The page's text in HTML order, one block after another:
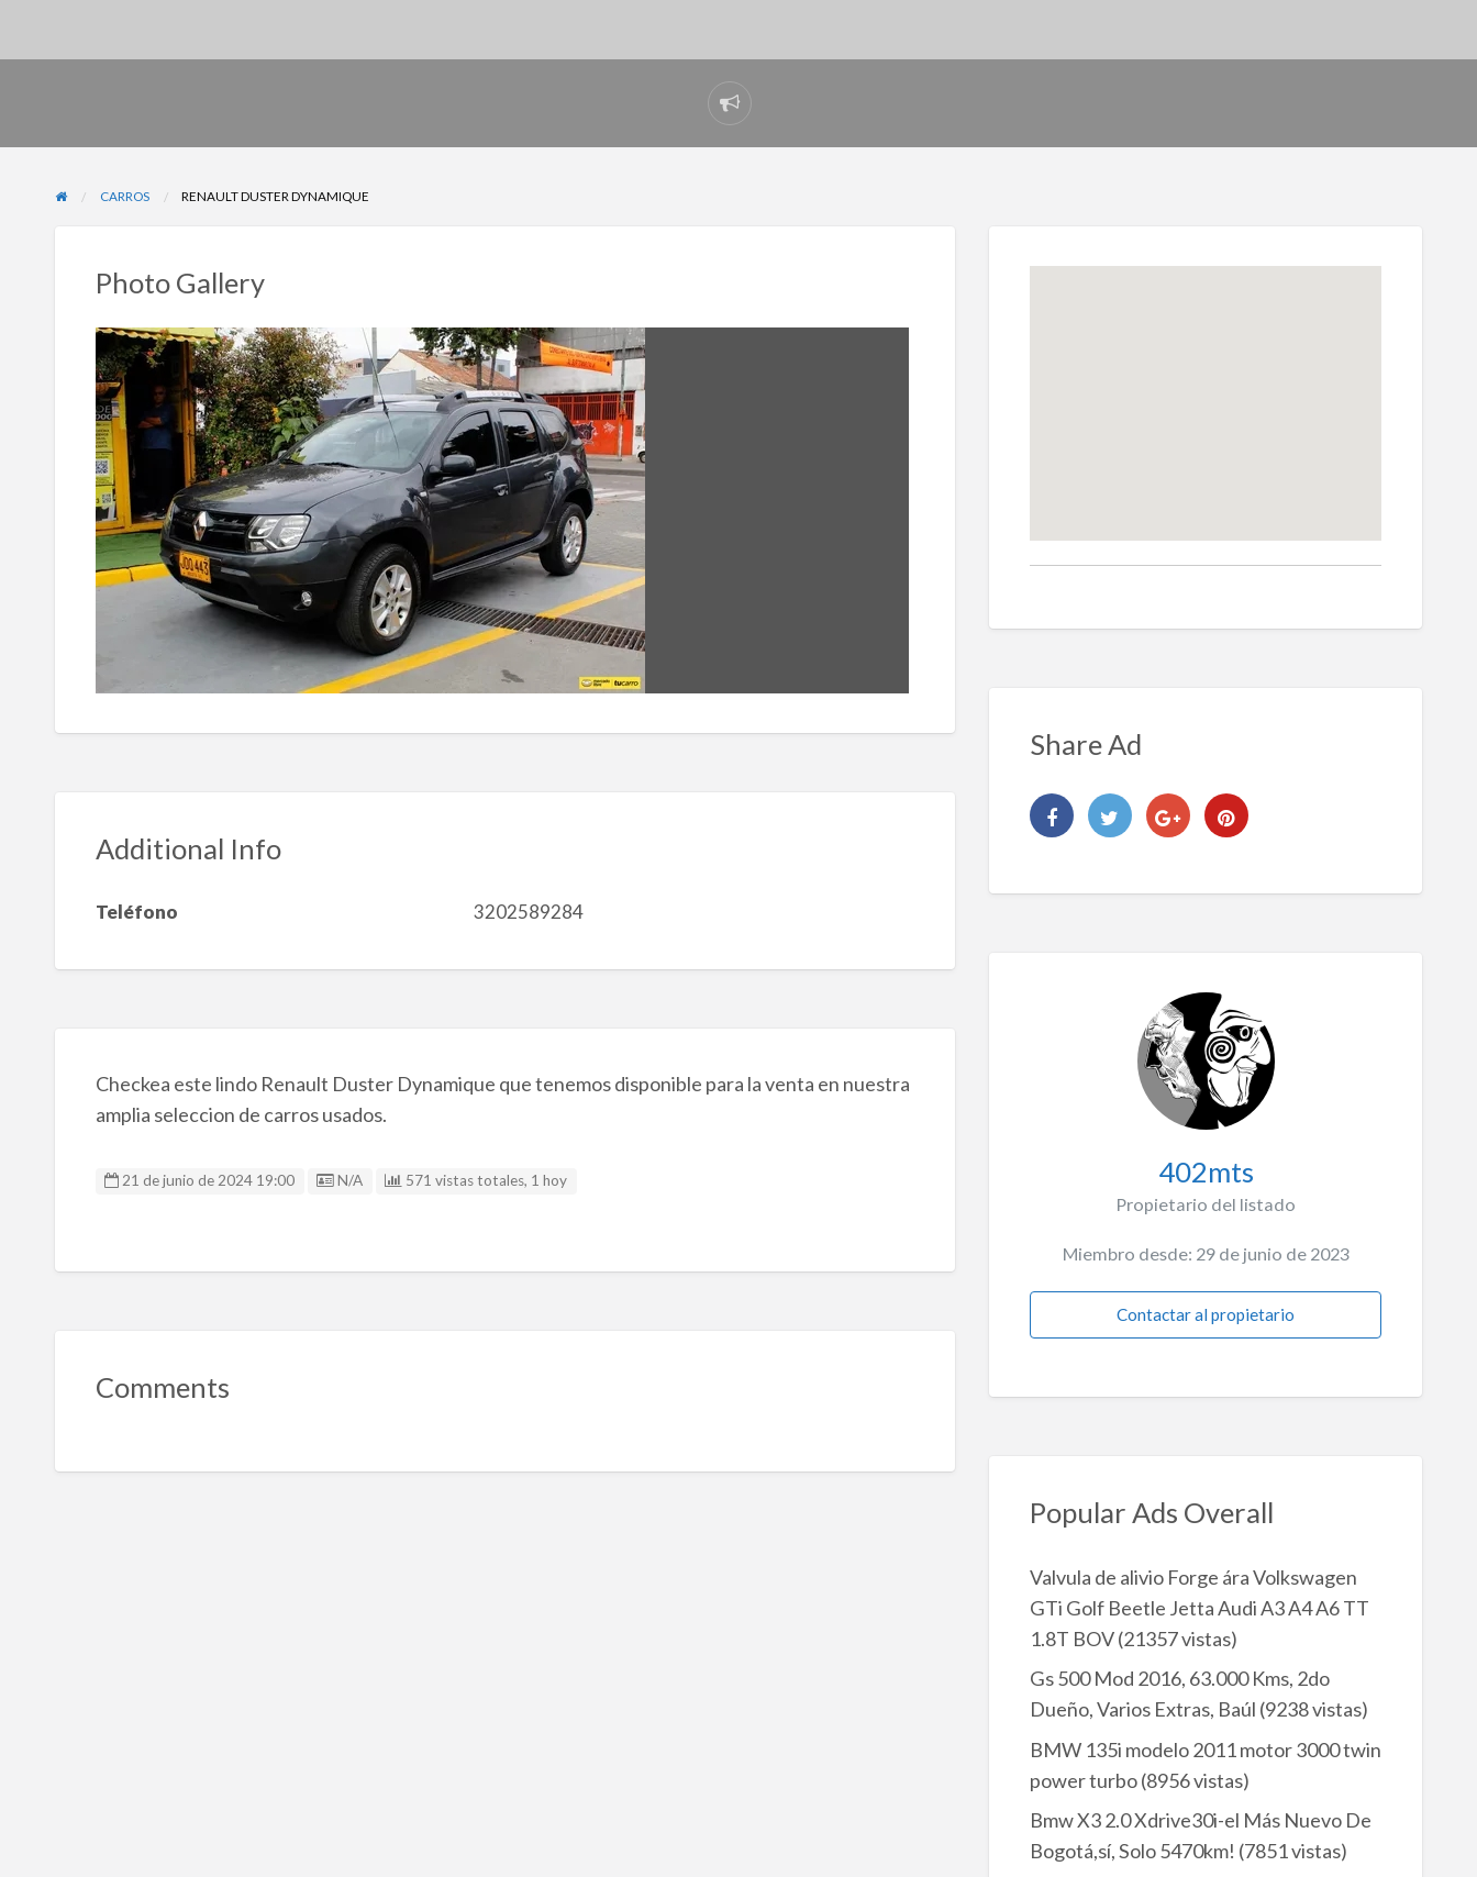
Reportar
problema
CARROS RENAULT DUSTER DYNAMIQUE
Photo Gallery
Additional Info
Teléfono 3202589284
Checkea este lindo Renault Duster Dynamique que tenemos disponible para la venta en nuestra
amplia seleccion de carros usados.
21 de junio de 2024 19:00 Listing ID
N/A 571 vistas totales, 1 hoy
Comments
Share Ad
402mts
Propietario del listado
Miembro desde: 29 de junio de 2023
Contactar al propietario
Popular Ads Overall
Valvula de alivio Forge ára Volkswagen
GTi Golf Beetle Jetta Audi A3 A4 A6 TT
1.8T BOV(21357 vistas)
Gs 500 Mod 2016, 63.000 Kms, 2do
Dueño, Varios Extras, Baúl (9238 vistas)
BMW 135i modelo 2011 motor 3000 twin
power turbo(8956 vistas)
Bmw X3 2.0 Xdrive30i-el Más Nuevo De
Bogotá,sí, Solo 5470km! (7851 vistas)